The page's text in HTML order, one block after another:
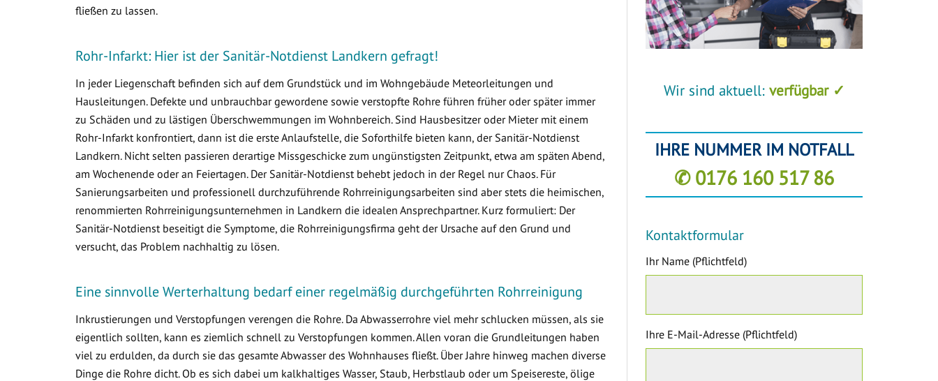
fließen zu lassen.
Rohr-Infarkt: Hier ist der Sanitär-Notdienst Landkern gefragt!
In jeder Liegenschaft befinden sich auf dem Grundstück und im Wohngebäude Meteorleitungen und
Hausleitungen. Defekte und unbrauchbar gewordene sowie verstopfte Rohre führen früher oder später immer
zu Schäden und zu lästigen Überschwemmungen im Wohnbereich. Sind Hausbesitzer oder Mieter mit einem
Rohr-Infarkt konfrontiert, dann ist die erste Anlaufstelle, die Soforthilfe bieten kann, der Sanitär-Notdienst
Landkern. Nicht selten passieren derartige Missgeschicke zum ungünstigsten Zeitpunkt, etwa am späten Abend,
am Wochenende oder an Feiertagen. Der Sanitär-Notdienst behebt jedoch in der Regel nur Chaos. Für
Sanierungsarbeiten und professionell durchzuführende Rohrreinigungsarbeiten sind aber stets die heimischen,
renommierten Rohrreinigungsunternehmen in Landkern die idealen Ansprechpartner. Kurz formuliert: Der
Sanitär-Notdienst beseitigt die Symptome, die Rohrreinigungsfirma geht der Ursache auf den Grund und
versucht, das Problem nachhaltig zu lösen.
Eine sinnvolle Werterhaltung bedarf einer regelmäßig durchgeführten Rohrreinigung
Inkrustierungen und Verstopfungen verengen die Rohre. Da Abwasserrohre viel mehr schlucken müssen, als sie
eigentlich sollten, kann es ziemlich schnell zu Verstopfungen kommen. Allen voran die Grundleitungen haben
viel zu erdulden, da durch sie das gesamte Abwasser des Wohnhauses fließt. Über Jahre hinweg machen diverse
Dinge die Rohre dicht. Ob es sich dabei um kalkhaltiges Wasser, Staub, Herbstlaub oder um Speisereste, ölige
Wir sind aktuell: verfügbar ✓
IHRE NUMMER IM NOTFALL
✆ 0176 160 517 86
Kontaktformular
Ihr Name (Pflichtfeld)
Ihre E-Mail-Adresse (Pflichtfeld)